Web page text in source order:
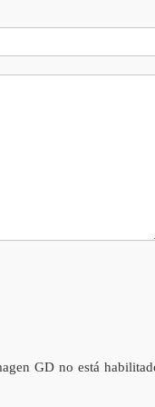
GD no está